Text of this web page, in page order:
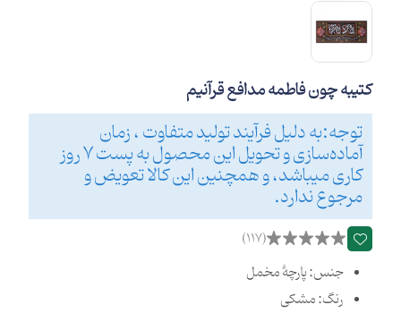
کتیبه چون فاطمه مدافع قرآنیم
توجه:به دلیل فرآیند تولید متفاوت ، زمان
آماده‌سازی و تحویل این محصول به پست 7 روز
کاری میباشد، و همچنین این کالا تعویض و
مرجوع ندارد.
(117)
جنس: پارچۀ مخمل
رنگ: مشکی